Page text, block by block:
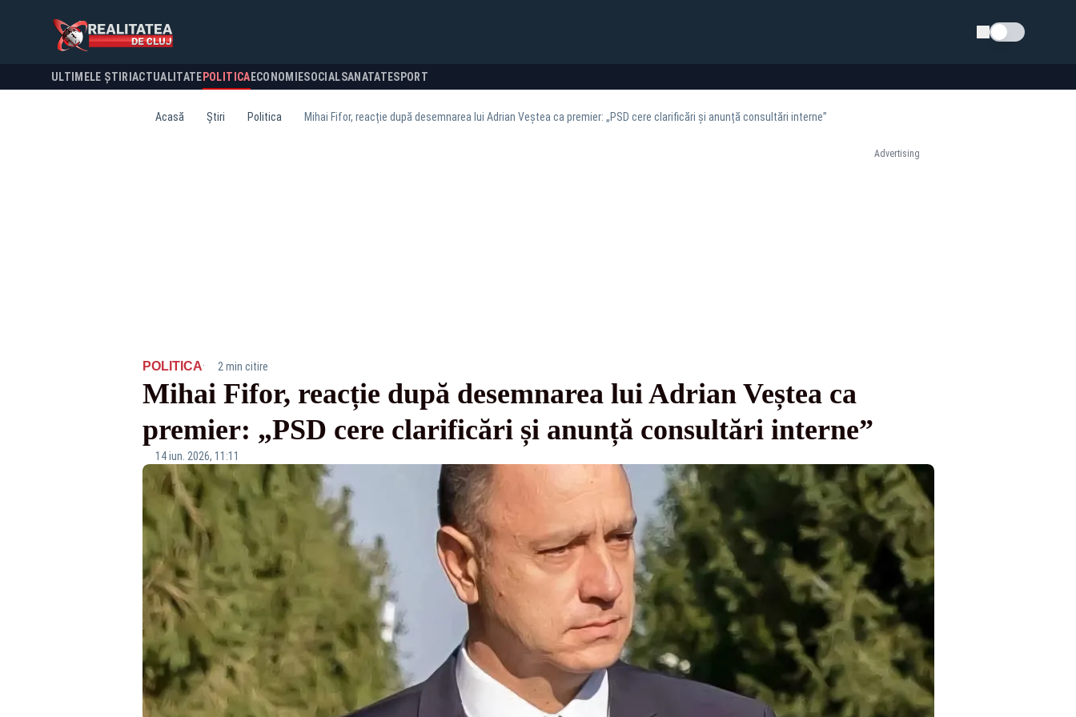
Schimba tema
ULTIMELE ȘTIRI ACTUALITATE POLITICA ECONOMIESOCIALSANATATESPORT
Acasă Știri Politica Mihai Fifor, reacție după desemnarea lui Adrian Veștea ca premier: „PSD cere clarificări și anunță consultări interne”
Advertising
POLITICA· 2 min citire
Mihai Fifor, reacție după desemnarea lui Adrian Veștea ca
premier: „PSD cere clarificări și anunță consultări interne”
14 iun. 2026, 11:11